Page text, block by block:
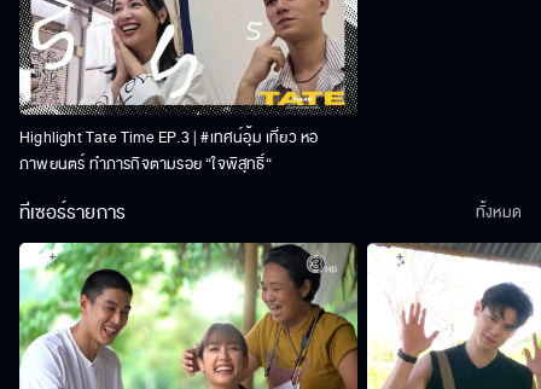
Highlight Tate Time EP.3 | #เทศน์อุ้ม เที่ยว หอ
ภาพยนตร์ ทำภารกิจตามรอย “ใจพิสุทธิ์“
ทีเซอร์รายการ ทั้งหมด